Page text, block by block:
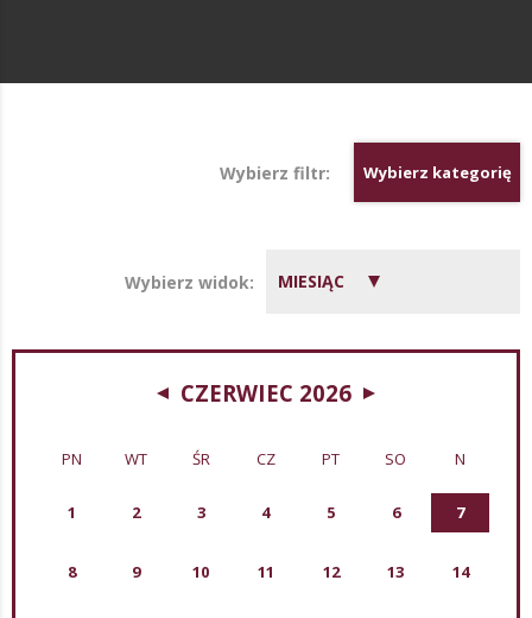
Wybierz filtr: Wybierz kategorię
Wybierz widok: MIESIĄC
CZERWIEC 2026
PN WT ŚR CZ PT SO N
1 2 3 4 5 6 7
8 9 10 11 12 13 14